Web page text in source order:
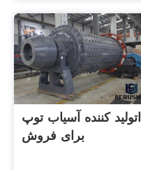
اتولید کننده آسیاب توپ
برای فروش